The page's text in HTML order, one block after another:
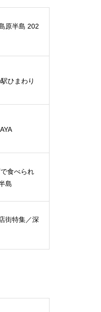
Ryu龍」
浴 haco」
の小さな焙
原半島 202
ひまわり
食べられ
島
街特集／深